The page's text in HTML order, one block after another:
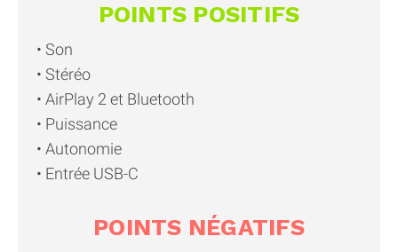
POINTS POSITIFS
Son
Stéréo
AirPlay 2 et Bluetooth
Puissance
Autonomie
Entrée USB-C
POINTS NÉGATIFS